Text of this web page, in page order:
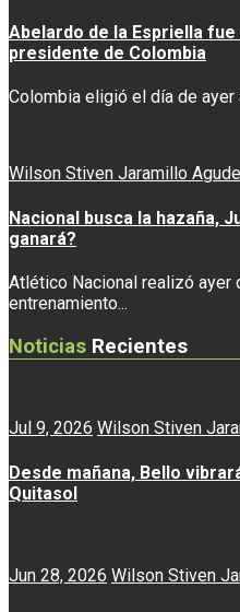
Abelardo de la Espriella
presidente de Colombia
Colombia eligió el día de ayer
Wilson Stiven Jaramillo
Nacional busca la hazaña,
ganará?
Atlético Nacional realizó ayer
entrenamiento...
Noticias Recientes
Jul 9, 2026 Wilson Stiven
Desde mañana, Bello
Quitasol
Jun 28, 2026 Wilson Stiven